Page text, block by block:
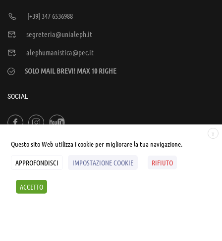
[+39] 347 6536988
segreteria@unialeph.it
alephumanistica@pec.it
SOLO MAIL BREVI! MAX 10 RIGHE
SOCIAL
Sintesi e liberatorie
X
Questo sito Web utilizza i cookie per migliorare la tua navigazione.
APPROFONDISCI IMPOSTAZIONE COOKIE RIFIUTO
ACCETTO